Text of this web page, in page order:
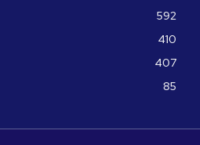
592
410
407
85